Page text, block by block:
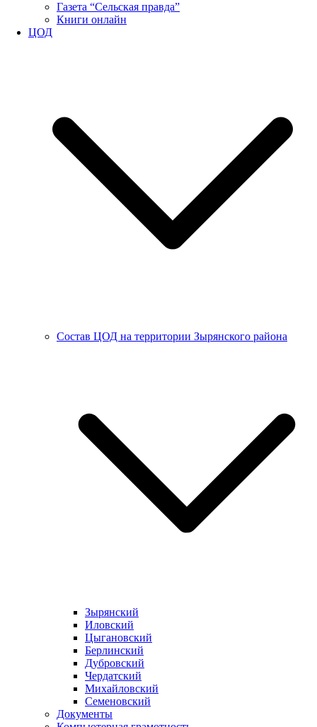
Газета “Сельская правда”
Книги онлайн
ЦОД
Состав ЦОД на территории Зырянского района
Зырянский
Иловский
Цыгановский
Берлинский
Дубровский
Чердатский
Михайловский
Семеновский
Документы